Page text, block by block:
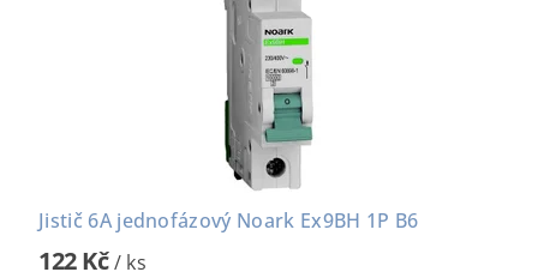
Jistič 6A jednofázový Noark Ex9BH 1P B6
122 Kč/ ks